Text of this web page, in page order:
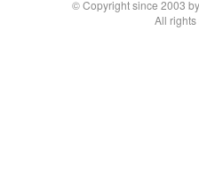
© Copyright since 2003
All rights